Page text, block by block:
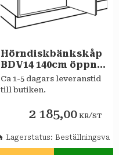
Hörndiskbänkskåp
BDV14 140cm öppn
vä sida stomme
(L=120cm!)
Ca 1-5 dagars leveranstid
till butiken.
2 185,00 KR/ST
Lagerstatus Beställningsvara